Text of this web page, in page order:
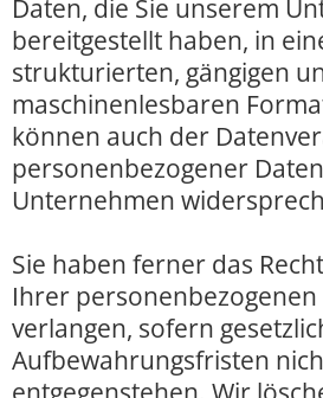
Daten, die Sie unserem
bereitgestellt haben, in
strukturierten, gängigen
maschinenlesbaren
können auch der
personenbezogener
Unternehmen
Sie haben ferner das
Ihrer personenbezogenen
verlangen, sofern
Aufbewahrungsfristen